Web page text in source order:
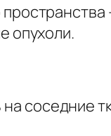
опухоли.
соседние